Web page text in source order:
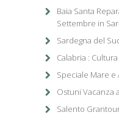
Baia Santa
Settembre in
Sardegna del
Calabria :
Speciale Mare e
Ostuni Vacanza
Salento